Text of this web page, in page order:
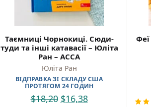
Таємниці Чорнокиці. Сюди-
туди та інші катавасії – Юліта
Ран – АССА
Юліта Ран
ВІДПРАВКА ЗІ СКЛАДУ США
ПРОТЯГОМ 24 ГОДИН
$18,20 $16,38